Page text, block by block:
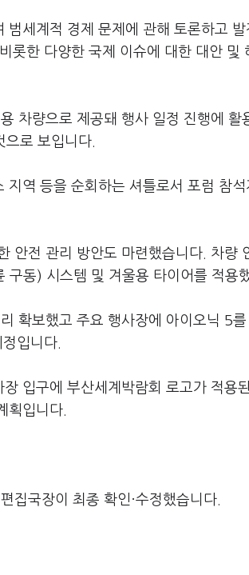
세계적 경제 문제에 관해 토론하고
롯한 다양한 국제 이슈에 대한 대안 및
차량으로 제공돼 행사 일정 진행에 활
로 보입니다.
역 등을 순회하는 셔틀로서 포럼 참석
안전 관리 방안도 마련했습니다. 차량
동) 시스템 및 겨울용 타이어를 적용
확보했고 주요 행사장에 아이오닉 5
입니다.
입구에 부산세계박람회 로고가 적용
획입니다.
집국장이 최종 확인·수정했습니다.